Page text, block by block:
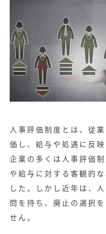
人事評価制度とは、従
価し、給与や処遇に反
企業の多くは人事評価
や給与に対する客観的
した。しかし近年は、
問を持ち、廃止の選択
せん。